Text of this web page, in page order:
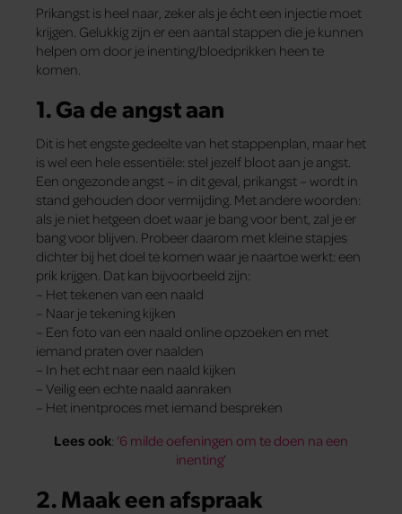
Prikangst is heel naar, zeker als je écht een injectie moet
krijgen. Gelukkig zijn er een aantal stappen die je kunnen
helpen om door je inenting/bloedprikken heen te
komen.
1. Ga de angst aan
Dit is het engste gedeelte van het stappenplan, maar het
is wel een hele essentiële: stel jezelf bloot aan je angst.
Een ongezonde angst – in dit geval, prikangst – wordt in
stand gehouden door vermijding. Met andere woorden:
als je niet hetgeen doet waar je bang voor bent, zal je er
bang voor blijven. Probeer daarom met kleine stapjes
dichter bij het doel te komen waar je naartoe werkt: een
prik krijgen. Dat kan bijvoorbeeld zijn:
– Het tekenen van een naald
– Naar je tekening kijken
– Een foto van een naald online opzoeken en met
iemand praten over naalden
– In het echt naar een naald kijken
– Veilig een echte naald aanraken
– Het inentproces met iemand bespreken
Lees ook: ‘6 milde oefeningen om te doen na een
inenting’
2. Maak een afspraak